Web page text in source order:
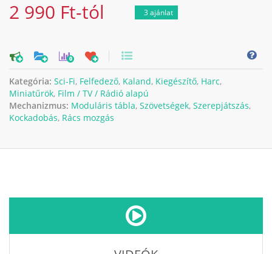
2 990 Ft-tól 3 ajánlat
0
Kategória: Sci-Fi, Felfedező, Kaland, Kiegészítő, Harc,
Miniatűrök, Film / TV / Rádió alapú
Mechanizmus: Moduláris tábla, Szövetségek, Szerepjátszás,
Kockadobás, Rács mozgás